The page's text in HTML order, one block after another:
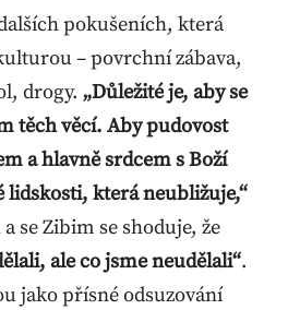
pokušeních, která
– povrchní zábava,
drogy. „Důležité je, aby se
těch věcí. Aby pudovost
a hlavně srdcem s Boží
která neubližuje,“
se Zibim se shoduje, že
ale co jsme neudělali“.
jako přísné odsuzování